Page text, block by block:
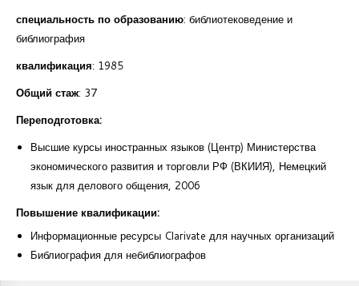
специальность по образованию: библиотековедение и
библиография
квалификация: 1985
Общий стаж: 37
Переподготовка:
Высшие курсы иностранных языков (Центр) Министерства
экономического развития и торговли РФ (ВКИИЯ), Немецкий
язык для делового общения, 2006
Повышение квалификации:
Информационные ресурсы Clarivate для научных организаций
Библиография для небиблиографов